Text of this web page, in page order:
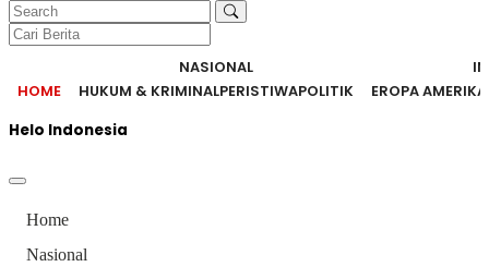
HOME
NASIONAL
HUKUM & KRIMINALPERISTIWAPOLITIK
EROPA AMERIKA
Helo Indonesia
Home
Nasional